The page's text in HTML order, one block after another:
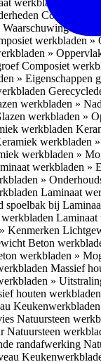
werkbladen »
Compact
werkbladen »
»
Composiet
» Eigenschappen
werkbladen »
werkbladen »
werkbladen
werkbladen
werkbladen »
werkbladen »
»
Laminaat
bij
Laminaat
Kenmerken
Beton
werkbladen »
Massief
»
houten
Natuursteen
Natuursteen
randafwerking